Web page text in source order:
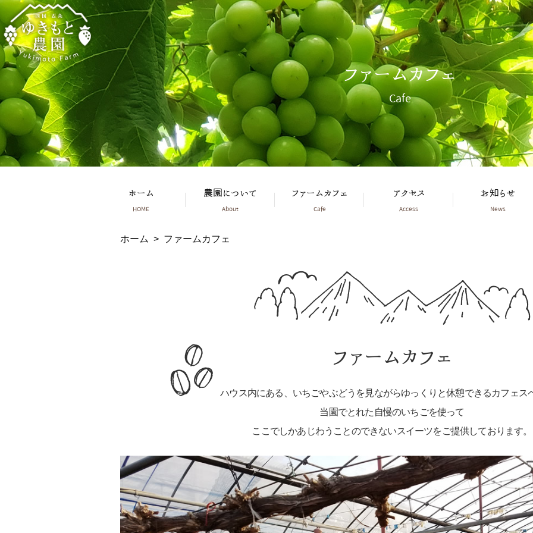
ファームカフェ
Cafe
ホーム
HOME
農園について
About
ファームカフェ
Cafe
アクセス
Access
お知らせ
News
ホーム > ファームカフェ
ファームカフェ
ハウス内にある、いちごやぶどうを見ながらゆっくりと休憩できるカフェス
当園でとれた自慢のいちごを使って
ここでしかあじわうことのできないスイーツをご提供しております。